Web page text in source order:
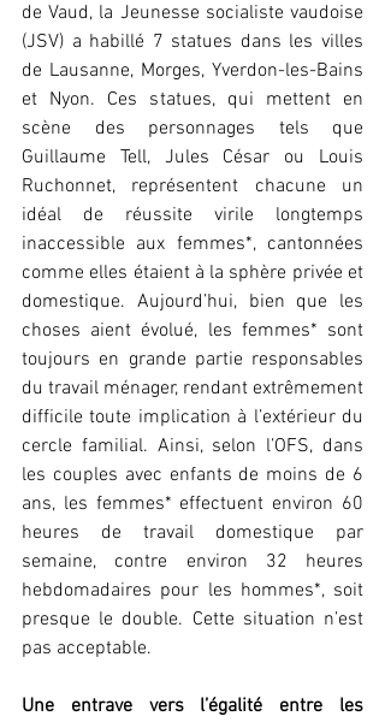
de Vaud, la Jeunesse socialiste vaudoise
(JSV) a habillé 7 statues dans les villes
de Lausanne, Morges, Yverdon-les-Bains
et Nyon. Ces statues, qui mettent en
scène des personnages tels que
Guillaume Tell, Jules César ou Louis
Ruchonnet, représentent chacune un
idéal de réussite virile longtemps
inaccessible aux femmes*, cantonnées
comme elles étaient à la sphère privée et
domestique. Aujourd’hui, bien que les
choses aient évolué, les femmes* sont
toujours en grande partie responsables
du travail ménager, rendant extrêmement
difficile toute implication à l’extérieur du
cercle familial. Ainsi, selon l’OFS, dans
les couples avec enfants de moins de 6
ans, les femmes* effectuent environ 60
heures de travail domestique par
semaine, contre environ 32 heures
hebdomadaires pour les hommes*, soit
presque le double. Cette situation n’est
pas acceptable.
Une entrave vers l’égalité entre les